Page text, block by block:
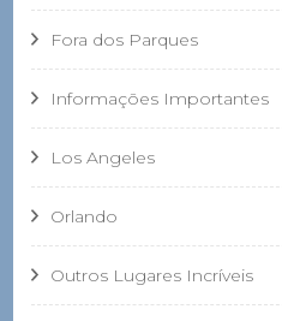
Fora dos Parques
Informações Importantes
Los Angeles
Orlando
Outros Lugares Incríveis